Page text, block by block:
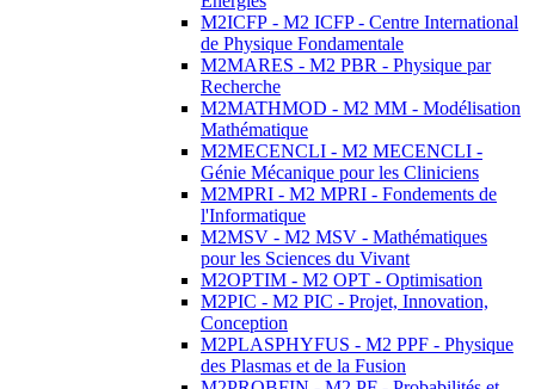
M2ICFP - M2 ICFP - Centre International
de Physique Fondamentale
M2MARES - M2 PBR - Physique par
Recherche
M2MATHMOD - M2 MM - Modélisation
Mathématique
M2MECENCLI - M2 MECENCLI -
Génie Mécanique pour les Cliniciens
M2MPRI - M2 MPRI - Fondements de
l'Informatique
M2MSV - M2 MSV - Mathématiques
pour les Sciences du Vivant
M2OPTIM - M2 OPT - Optimisation
M2PIC - M2 PIC - Projet, Innovation,
Conception
M2PLASPHYFUS - M2 PPF - Physique
des Plasmas et de la Fusion